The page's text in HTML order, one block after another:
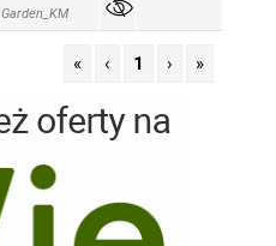
Garden_KM
« ‹ 1 › »